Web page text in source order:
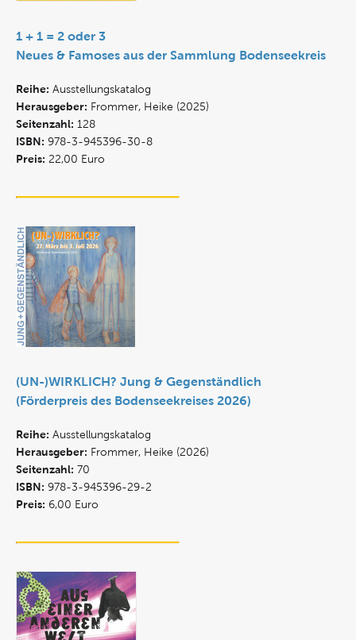
1 + 1 = 2 oder 3
Neues & Famoses aus der Sammlung Bodenseekreis
Reihe: Ausstellungskatalog
Herausgeber: Frommer, Heike (2025)
Seitenzahl: 128
ISBN: 978-3-945396-30-8
Preis: 22,00 Euro
(UN-)WIRKLICH? Jung & Gegenständlich
(Förderpreis des Bodenseekreises 2026)
Reihe: Ausstellungskatalog
Herausgeber: Frommer, Heike (2026)
Seitenzahl: 70
ISBN: 978-3-945396-29-2
Preis: 6,00 Euro